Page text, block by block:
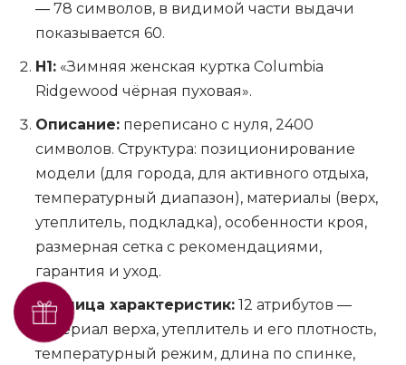
— 78 символов, в видимой части выдачи
показывается 60.
H1: «Зимняя женская куртка Columbia
Ridgewood чёрная пуховая».
Описание: переписано с нуля, 2400
символов. Структура: позиционирование
модели (для города, для активного отдыха,
температурный диапазон), материалы (верх,
утеплитель, подкладка), особенности кроя,
размерная сетка с рекомендациями,
гарантия и уход.
Таблица характеристик: 12 атрибутов —
материал верха, утеплитель и его плотность,
температурный режим, длина по спинке,
Получить SEO-аудит бесплатно